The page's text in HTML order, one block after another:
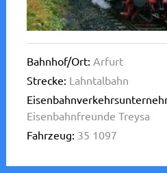
Bahnhof/Ort: Arfurt
Strecke: Lahntalbahn
Eisenbahnfreunde Treysa
Fahrzeug: 35 1097